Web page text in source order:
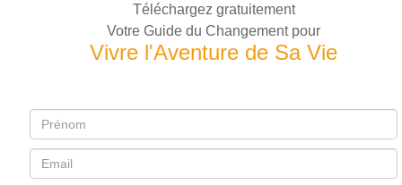
Téléchargez gratuitement
Votre Guide du Changement pour
Vivre l'Aventure de Sa Vie